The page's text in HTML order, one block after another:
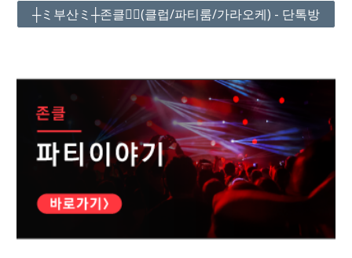
┼ミ부산ミ┼존클❤️‍🔥(클럽/파티룸/가라오케) - 단톡방